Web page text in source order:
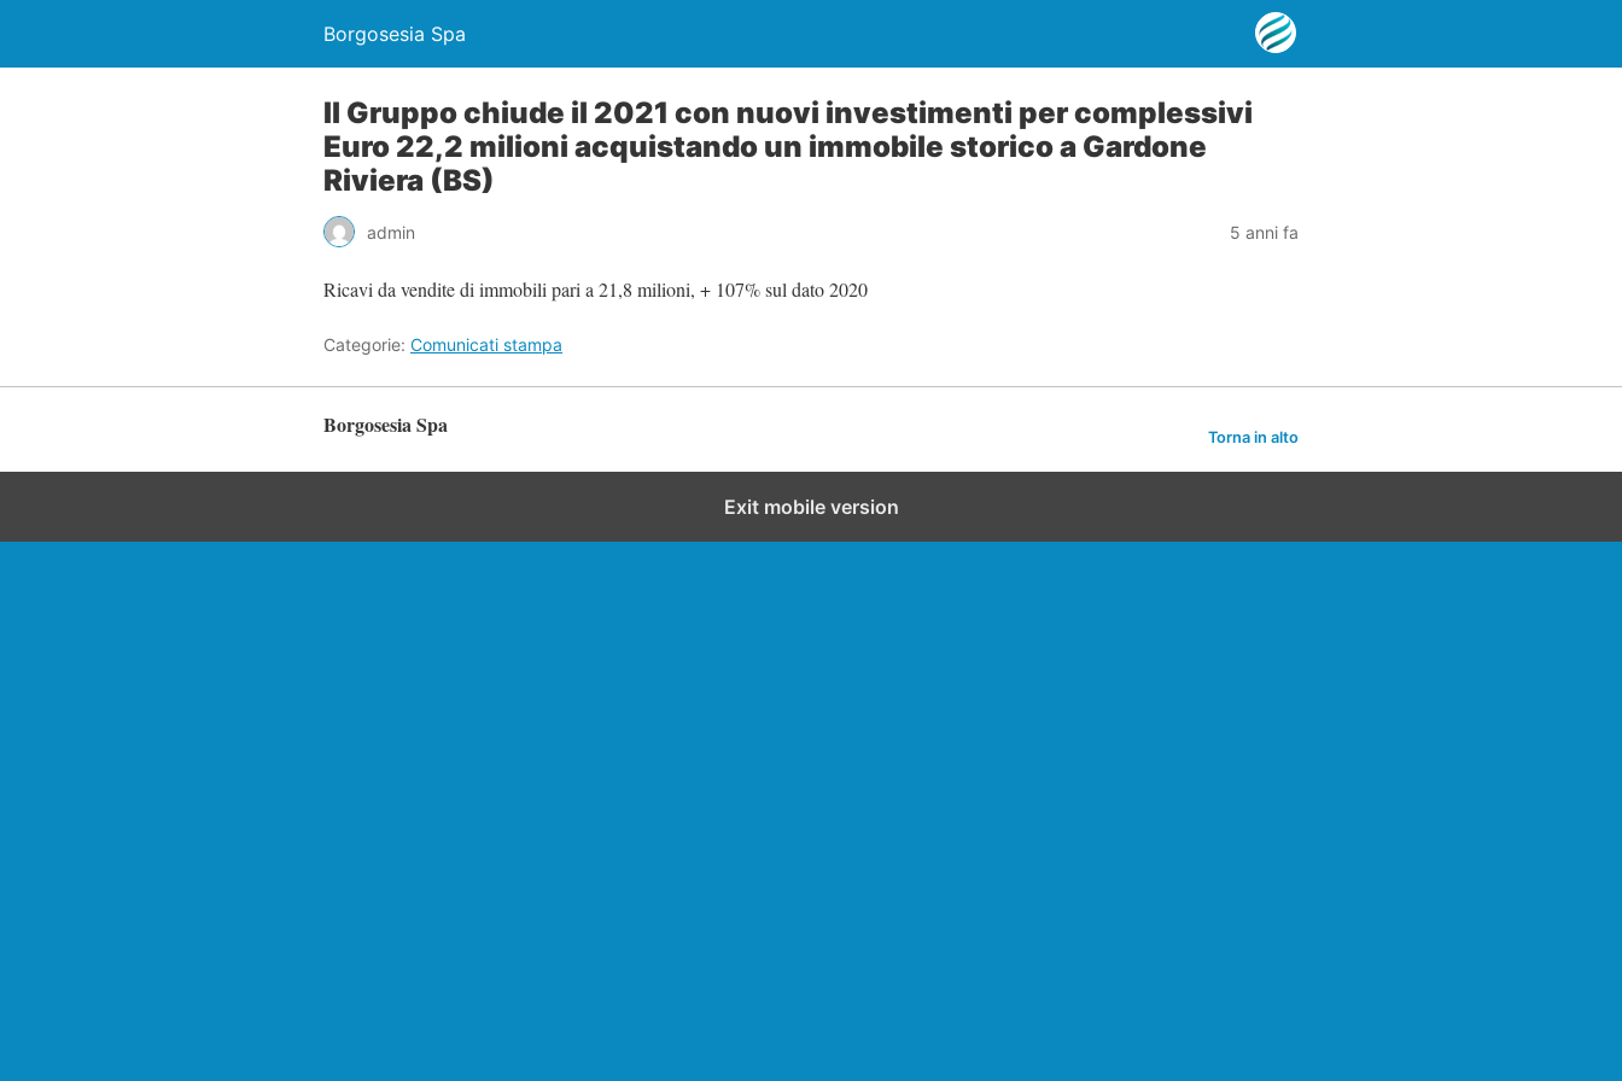
Borgosesia Spa
Il Gruppo chiude il 2021 con nuovi investimenti per complessivi
Euro 22,2 milioni acquistando un immobile storico a Gardone
Riviera (BS)
admin 5 anni fa
Ricavi da vendite di immobili pari a 21,8 milioni, + 107% sul dato 2020
Categorie: Comunicati stampa
Borgosesia Spa Torna in alto
Exit mobile version